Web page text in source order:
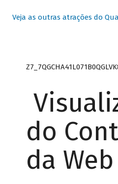
Veja as outras atrações do
do
da Web